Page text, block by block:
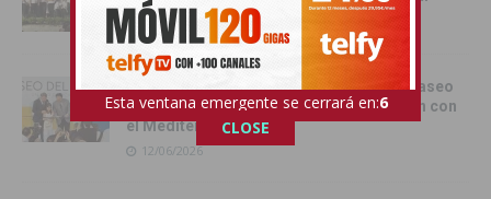
13/06/2026
Torrevieja inaugura el Centro de Ocio ‘Paseo
del Mar’ y recupera su histórica conexión con
el Mediterráneo
12/06/2026
Esta ventana emergente se cerrará en:4
CLOSE